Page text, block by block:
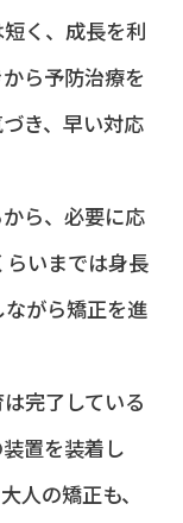
く、成長を利
ら予防治療を
き、早い対応
ら、必要に応
らいまでは身長
がら矯正を進
完了している
置を装着し
人の矯正も、